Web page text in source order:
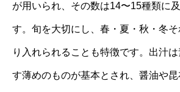
が用いられ、その数は14〜15種類に
す。旬を大切にし、春・夏・秋・冬
り入れられることも特徴です。出汁
す薄めのものが基本とされ、醤油や